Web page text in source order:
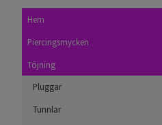
Hem
Piercingsmycken
Töjning
Pluggar
Tunnlar